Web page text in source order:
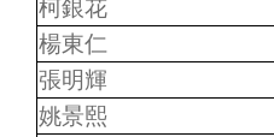
柯銀花
楊東仁
張明輝
姚景熙